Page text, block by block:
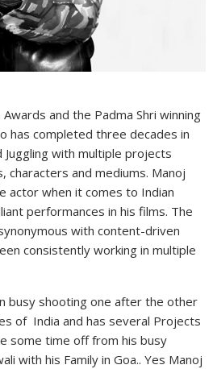
and the Padma Shri winning
has completed three decades in
with multiple projects
and mediums. Manoj
actor when it comes to Indian
performances in his films. The
with content-driven
consistently working in multiple
busy shooting one after the other
of India and has several Projects
some time off from his busy
with his Family in Goa.. Yes Manoj